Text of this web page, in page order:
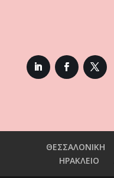
ΘΕΣΣΑΛΟΝΙΚΗ
ΗΡΑΚΛΕΙΟ